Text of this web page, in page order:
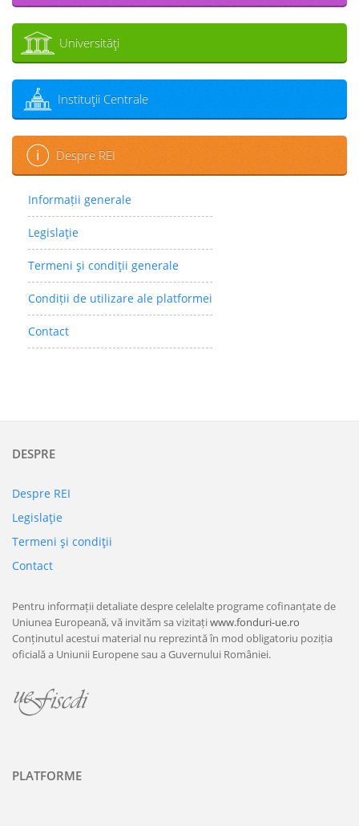
Universităţi
Instituţii Centrale
Despre REI
Informații generale
Legislaţie
Termeni şi condiţii generale
Condiții de utilizare ale platformei
Contact
DESPRE
Despre REI
Legislaţie
Termeni şi condiţii
Contact
Pentru informații detaliate despre celelalte programe cofinanțate de
Uniunea Europeană, vă invităm sa vizitațiwww.fonduri-ue.ro
Conținutul acestui material nu reprezintă în mod obligatoriu poziția
oficială a Uniunii Europene sau a Guvernului României.
PLATFORME